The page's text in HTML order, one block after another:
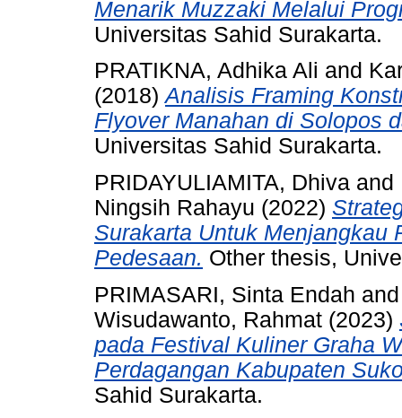
Menarik Muzzaki Melalui
Universitas Sahid Surakarta.
PRATIKNA, Adhika Ali and
(2018)Analisis Framing
Flyover Manahan di Solopos
Universitas Sahid Surakarta.
PRIDAYULIAMITA, Dhiva and
Ningsih Rahayu (2022)
Surakarta Untuk Menjangkau
Pedesaan. Other thesis,
PRIMASARI, Sinta Endah
Wisudawanto, Rahmat (2023)
pada Festival Kuliner Graha
Perdagangan Kabupaten
Sahid Surakarta.